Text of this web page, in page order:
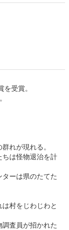
受賞。
れが現れる。
ちは怪物退治を計
ーは県のたてた
村をじわじわと
査員が招かれた